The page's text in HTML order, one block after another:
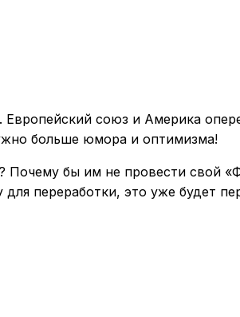
Европейский союз и Америка
больше юмора и оптимизма!
бы им не провести свой
переработки, это уже будет